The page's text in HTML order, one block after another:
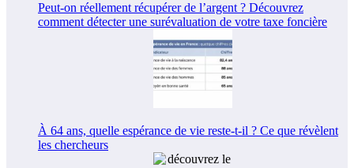
Peut-on réellement récupérer de l’argent ? Découvrez
comment détecter une surévaluation de votre taxe foncière
À 64 ans, quelle espérance de vie reste-t-il ? Ce que révèlent
les chercheurs